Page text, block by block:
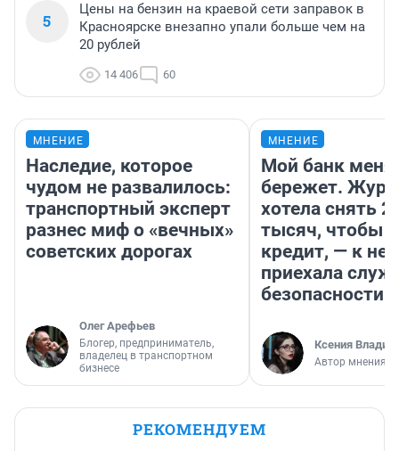
5
Цены на бензин на краевой сети заправок в
Красноярске внезапно упали больше чем на
20 рублей
14 406 60
МНЕНИЕ
Наследие, которое
чудом не развалилось:
транспортный эксперт
разнес миф о «вечных»
советских дорогах
Олег Арефьев
Блогер, предприниматель,
владелец в транспортном
бизнесе
МНЕНИЕ
Мой банк меня
бережет.
хотела снять
тысяч, чтобы
кредит, — к
приехала
безопасности
Ксения
Автор мнения
РЕКОМЕНДУЕМ